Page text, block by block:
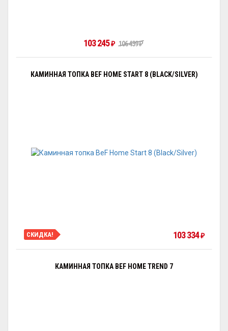
103 245₽ 106 439₽
КАМИННАЯ ТОПКА BEF HOME START 8 (BLACK/SILVER)
СКИДКА! 103 334₽
КАМИННАЯ ТОПКА BEF HOME TREND 7